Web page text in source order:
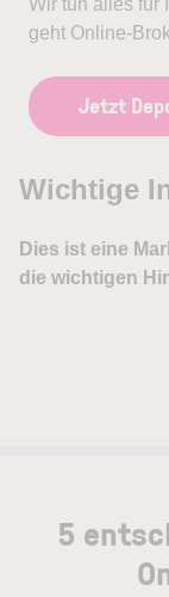
geht Online-
Jetzt
5